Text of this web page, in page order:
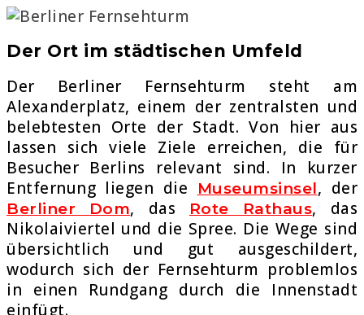
Der Ort im städtischen Umfeld
Der Berliner Fernsehturm steht am
Alexanderplatz, einem der zentralsten und
belebtesten Orte der Stadt. Von hier aus
lassen sich viele Ziele erreichen, die für
Besucher Berlins relevant sind. In kurzer
Entfernung liegen die
Museumsinsel, der
Berliner Dom, das Rote Rathaus, das
Nikolaiviertel und die Spree. Die Wege sind
übersichtlich und gut ausgeschildert,
wodurch sich der Fernsehturm problemlos
in einen Rundgang durch die Innenstadt
einfügt.